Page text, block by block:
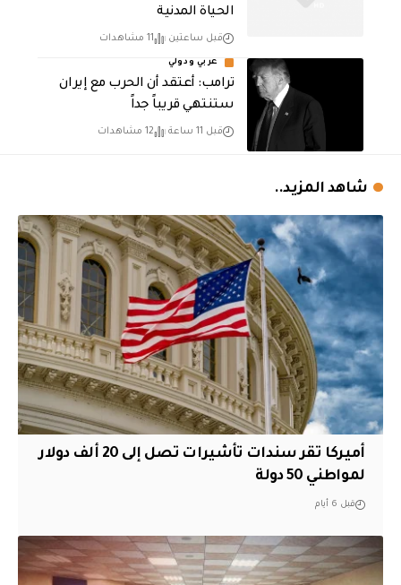
الحياة المدنية
قبل ساعتين 11 مشاهدات
عربي ودولي
‏ترامب: أعتقد أن الحرب مع إيران
ستنتهي قريباً جداً
قبل 11 ساعة 12 مشاهدات
شاهد المزيد..
أميركا تقر سندات تأشيرات تصل إلى 20 ألف دولار
لمواطني 50 دولة
قبل 6 أيام